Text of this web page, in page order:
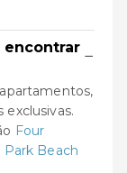
encontrar −
Four
Park Beach